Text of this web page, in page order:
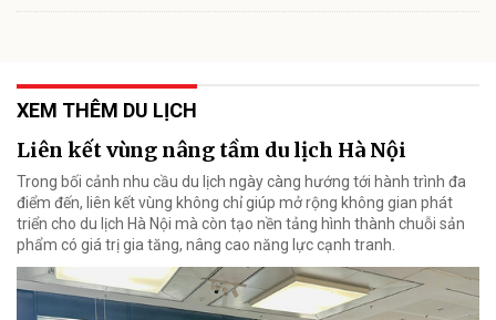
XEM THÊM DU LỊCH
Liên kết vùng nâng tầm du lịch Hà Nội
Trong bối cảnh nhu cầu du lịch ngày càng hướng tới hành trình đa
điểm đến, liên kết vùng không chỉ giúp mở rộng không gian phát
triển cho du lịch Hà Nội mà còn tạo nền tảng hình thành chuỗi sản
phẩm có giá trị gia tăng, nâng cao năng lực cạnh tranh.